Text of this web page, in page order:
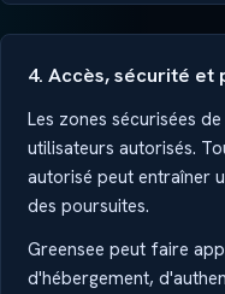
4. Accès, sécurité et
Les zones sécurisées
utilisateurs autorisés.
autorisé peut entraîner
des poursuites.
Greensee peut faire
d'hébergement,